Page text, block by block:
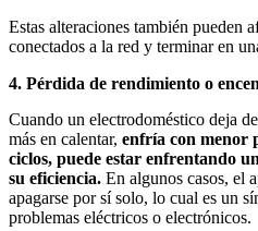
Estas alteraciones también pueden
conectados a la red y terminar en
4. Pérdida de rendimiento o
Cuando un electrodoméstico deja
más en calentar, enfría con menor
ciclos, puede estar enfrentando
su eficiencia. En algunos casos, el
apagarse por sí solo, lo cual es un
problemas eléctricos o electrónicos.